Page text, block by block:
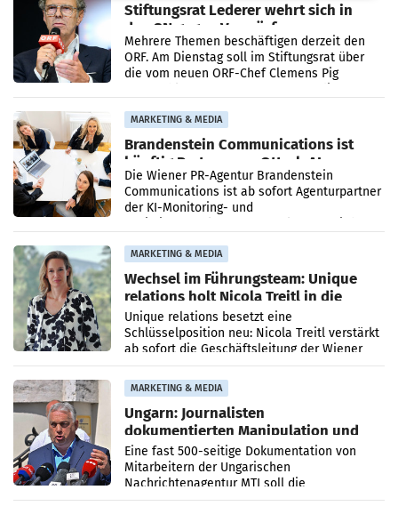
Stiftungsrat Lederer wehrt sich in
den SN gegen Vorwürfe
Mehrere Themen beschäftigen derzeit den
ORF. Am Dienstag soll im Stiftungsrat über
die vom neuen ORF-Chef Clemens Pig
MARKETING & MEDIA
Brandenstein Communications ist
künftig Partner von OtterlyAI
Die Wiener PR-Agentur Brandenstein
Communications ist ab sofort Agenturpartner
der KI-Monitoring- und
MARKETING & MEDIA
Wechsel im Führungsteam: Unique
relations holt Nicola Treitl in die
Geschäftsleitung
Unique relations besetzt eine
Schlüsselposition neu: Nicola Treitl verstärkt
ab sofort die Geschäftsleitung der Wiener
PR-Agentur an der Seite von Josef Kalina und
Anna Kalina-Mahr.
MARKETING & MEDIA
Ungarn: Journalisten
dokumentierten Manipulation und
Zensur
Eine fast 500-seitige Dokumentation von
Mitarbeitern der Ungarischen
Nachrichtenagentur MTI soll die
systematische Nachrichten-Manipulation und